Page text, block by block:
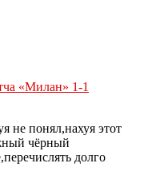
«Милан» 1-1
не понял,нахуя этот
чёрный
долго